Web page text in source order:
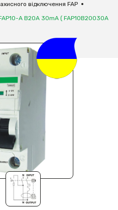
відключення FAP
A В20A 30mA ( FAP10В20030A